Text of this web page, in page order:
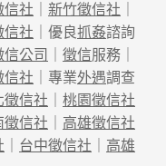
信社 ｜ 新竹徵信社 ｜
信社 ｜優良抓姦諮詢
信公司 ｜ 徵信服務｜
信社 ｜專業外遇調查
徵信社 ｜ 桃園徵信社
徵信社 ｜ 高雄徵信社
｜ 台中徵信社 ｜ 高雄